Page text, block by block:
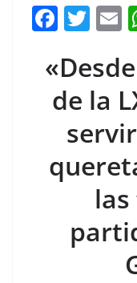
F
c
e
b
o
o
T
itt
er
E
ai
l
de la